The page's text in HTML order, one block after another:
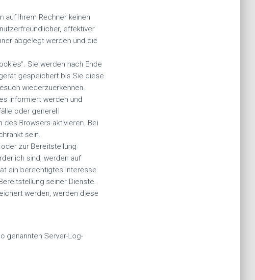
auf Ihrem Rechner keinen
effektiver
abgelegt werden und die
Sie werden nach Ende
gespeichert bis Sie diese
wiederzuerkennen.
informiert werden und
oder generell
Browsers aktivieren. Bei
sein.
zur Bereitstellung
sind, werden auf
ein berechtigtes Interesse
seiner Dienste.
werden, werden diese
genannten Server-Log-